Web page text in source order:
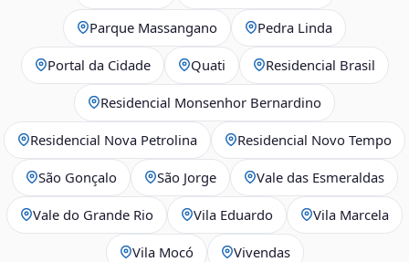
Parque Massangano Pedra Linda
Portal da Cidade Quati Residencial Brasil
Residencial Monsenhor Bernardino
Residencial Nova Petrolina Residencial Novo Tempo
São Gonçalo São Jorge Vale das Esmeraldas
Vale do Grande Rio Vila Eduardo Vila Marcela
Vila Mocó Vivendas